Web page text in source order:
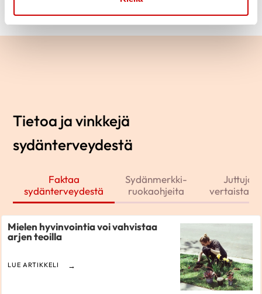
Tietoa ja vinkkejä
sydänterveydestä
Faktaa
sydänterveydestä
Sydänmerkki-
ruokaohjeita
Juttuja
Mielen hyvinvointia voi vahvistaa
arjen teoilla
LUE ARTIKKELI